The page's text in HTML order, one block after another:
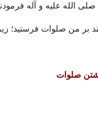
الله علیه و آله
بر من صلوات فرستید؛
صلوات